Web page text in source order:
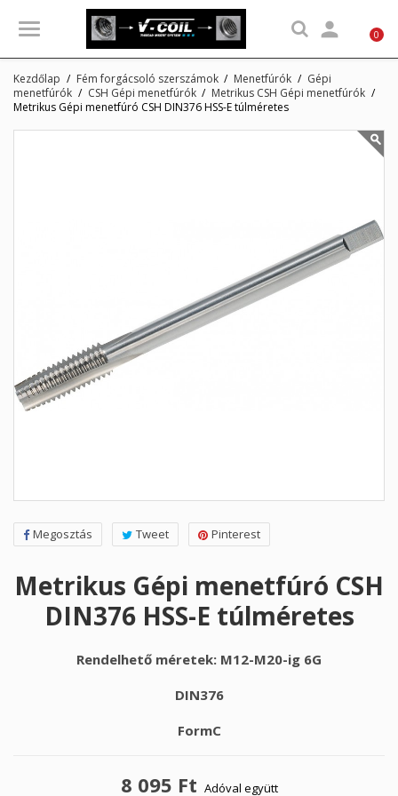
 0
Kezdőlap Fém forgácsoló szerszámok Menetfúrók
Gépi
menetfúrók
CSH Gépi menetfúrók
Metrikus CSH Gépi menetfúrók
Metrikus Gépi menetfúró CSH DIN376 HSS-E túlméretes
Megosztás Tweet Pinterest
Metrikus Gépi menetfúró CSH
DIN376 HSS-E túlméretes
Rendelhető méretek: M12-M20-ig 6G
DIN376
FormC
8 095 Ft Adóval együtt